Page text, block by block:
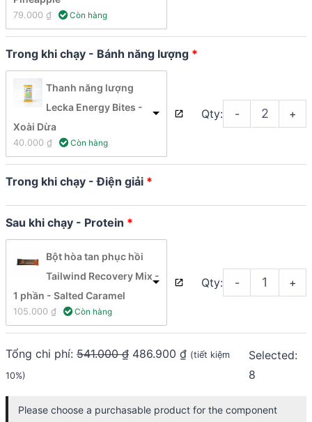
79.000 ₫ Còn hàng
Trong khi chạy - Bánh năng lượng
Thanh năng lượng
Lecka Energy Bites -
Xoài Dừa
40.000 ₫ Còn hàng
Qty: - +
Trong khi chạy - Điện giải
Sau khi chạy - Protein
Bột hòa tan phục hồi
Tailwind Recovery Mix -
1 phần - Salted Caramel
105.000 ₫ Còn hàng
Qty: - +
Tổng chi phí: 541.000₫ 486.900 ₫ (tiết kiệm
10%)
Selected:
8
Please choose a purchasable product for the component